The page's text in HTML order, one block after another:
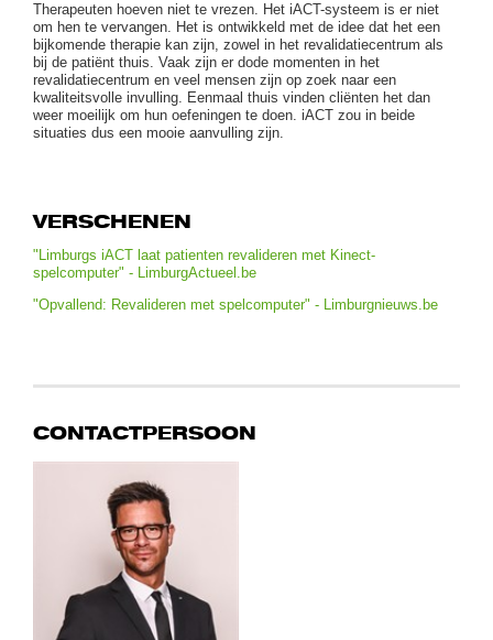
Therapeuten hoeven niet te vrezen. Het iACT-systeem is er niet
om hen te vervangen. Het is ontwikkeld met de idee dat het een
bijkomende therapie kan zijn, zowel in het revalidatiecentrum als
bij de patiënt thuis. Vaak zijn er dode momenten in het
revalidatiecentrum en veel mensen zijn op zoek naar een
kwaliteitsvolle invulling. Eenmaal thuis vinden cliënten het dan
weer moeilijk om hun oefeningen te doen. iACT zou in beide
situaties dus een mooie aanvulling zijn.
VERSCHENEN
"Limburgs iACT laat patienten revalideren met Kinect-
spelcomputer" - LimburgActueel.be
"Opvallend: Revalideren met spelcomputer" - Limburgnieuws.be
CONTACTPERSOON